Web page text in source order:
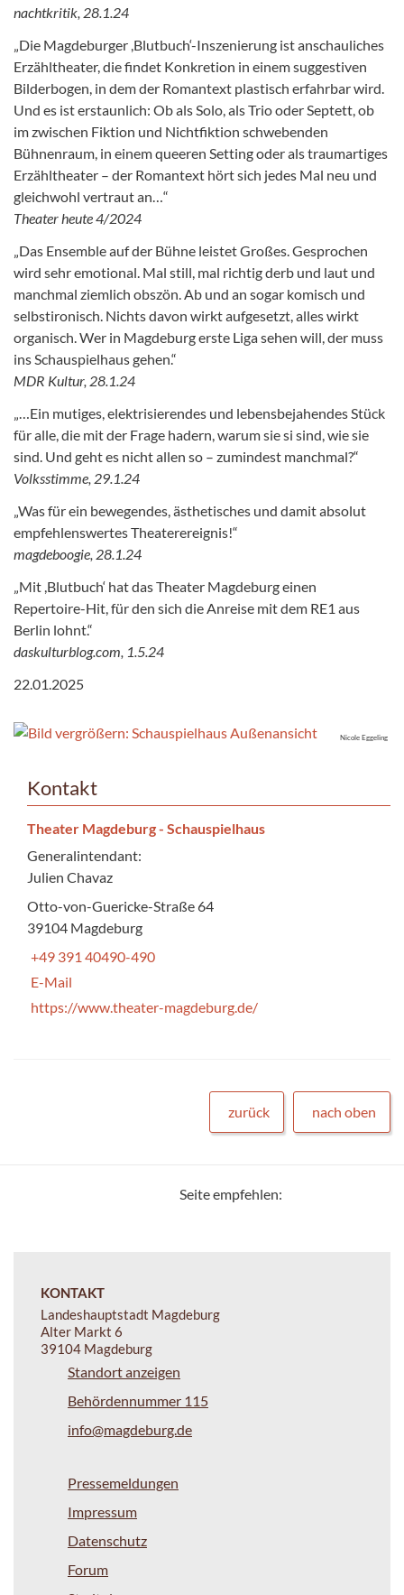
nachtkritik, 28.1.24
„Die Magdeburger ,Blutbuch‘-Inszenierung ist anschauliches
Erzähltheater, die findet Konkretion in einem suggestiven
Bilderbogen, in dem der Romantext plastisch erfahrbar wird.
Und es ist erstaunlich: Ob als Solo, als Trio oder Septett, ob
im zwischen Fiktion und Nichtfiktion schwebenden
Bühnenraum, in einem queeren Setting oder als traumartiges
Erzähltheater – der Romantext hört sich jedes Mal neu und
gleichwohl vertraut an…“
Theater heute 4/2024
„Das Ensemble auf der Bühne leistet Großes. Gesprochen
wird sehr emotional. Mal still, mal richtig derb und laut und
manchmal ziemlich obszön. Ab und an sogar komisch und
selbstironisch. Nichts davon wirkt aufgesetzt, alles wirkt
organisch. Wer in Magdeburg erste Liga sehen will, der muss
ins Schauspielhaus gehen.“
MDR Kultur, 28.1.24
„…Ein mutiges, elektrisierendes und lebensbejahendes Stück
für alle, die mit der Frage hadern, warum sie si sind, wie sie
sind. Und geht es nicht allen so – zumindest manchmal?“
Volksstimme, 29.1.24
„Was für ein bewegendes, ästhetisches und damit absolut
empfehlenswertes Theaterereignis!“
magdeboogie, 28.1.24
„Mit ,Blutbuch‘ hat das Theater Magdeburg einen
Repertoire-Hit, für den sich die Anreise mit dem RE1 aus
Berlin lohnt.“
daskulturblog.com, 1.5.24
22.01.2025
Nicole Eggeling
Kontakt
Theater Magdeburg - Schauspielhaus
Generalintendant:
Julien Chavaz
Otto-von-Guericke-Straße 64
39104 Magdeburg
+49 391 40490-490
E-Mail
https://www.theater-magdeburg.de/
zurück nach oben
Seite empfehlen:
KONTAKT
Landeshauptstadt Magdeburg
Alter Markt 6
39104 Magdeburg
Standort anzeigen
Behördennummer 115
info@magdeburg.de
Pressemeldungen
Impressum
Datenschutz
Forum